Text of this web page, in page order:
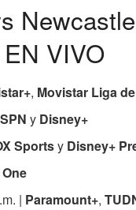
VIVO
, Movistar Liga
y Disney+
Sportsy Disney+
| Paramount+,